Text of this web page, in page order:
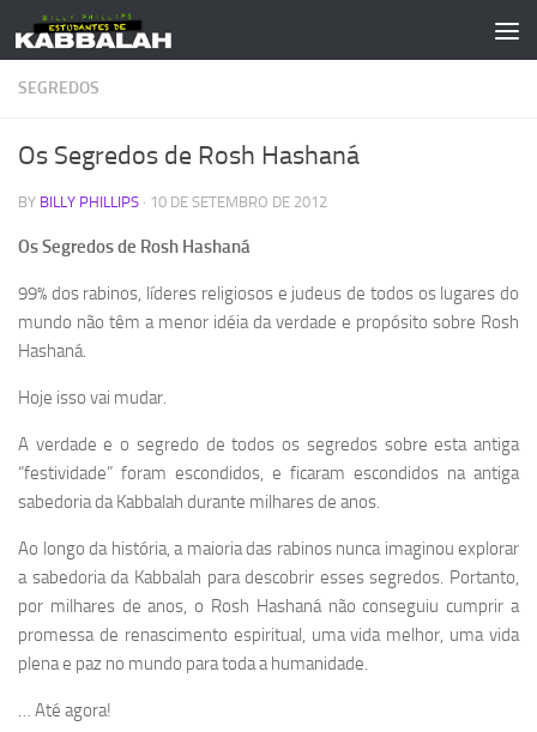
Skip to content
SEGREDOS
Os Segredos de Rosh Hashaná
BY BILLY PHILLIPS · 10 DE SETEMBRO DE 2012
Os Segredos de Rosh Hashaná
99% dos rabinos, líderes religiosos e judeus de todos os lugares do
mundo não têm a menor idéia da verdade e propósito sobre Rosh
Hashaná.
Hoje isso vai mudar.
A verdade e o segredo de todos os segredos sobre esta antiga
“festividade” foram escondidos, e ficaram escondidos na antiga
sabedoria da Kabbalah durante milhares de anos.
Ao longo da história, a maioria das rabinos nunca imaginou explorar
a sabedoria da Kabbalah para descobrir esses segredos. Portanto,
por milhares de anos, o Rosh Hashaná não conseguiu cumprir a
promessa de renascimento espiritual, uma vida melhor, uma vida
plena e paz no mundo para toda a humanidade.
… Até agora!